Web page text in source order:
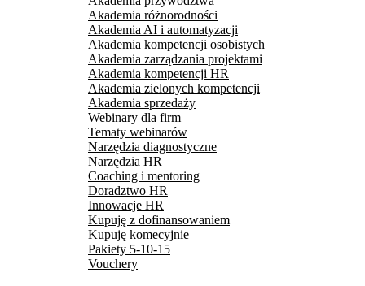
Akademia różnorodności
Akademia AI i automatyzacji
Akademia kompetencji osobistych
Akademia zarządzania projektami
Akademia kompetencji HR
Akademia zielonych kompetencji
Akademia sprzedaży
Webinary dla firm
Tematy webinarów
Narzędzia diagnostyczne
Narzędzia HR
Coaching i mentoring
Doradztwo HR
Innowacje HR
Kupuję z dofinansowaniem
Kupuję komecyjnie
Pakiety 5-10-15
Vouchery